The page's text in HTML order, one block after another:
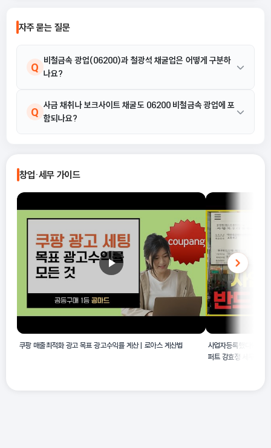
으로 정리합니다.
자주 묻는 질문
Q
비철금속 광업(06200)과 철광석 채굴업은 어떻게 구분하
나요?
A 비철금속 광업(06200)은 금, 은, 구리, 납, 아연 등 비철금속 및 귀
금속, 희토류 금속광물 등을 채굴하는 활동입니다. 반면 철광석은 철
Q
사금 채취나 보크사이트 채굴도 06200 비철금속 광업에 포
함되나요?
예시에 명확히 포함되어 있습니다.
창업·세무 가이드
쿠팡 매출최적화 광고 목표 광고수익률 계산 | 로아스 계산법
사업자등록했다면 반
퍼트 강효정 세무사